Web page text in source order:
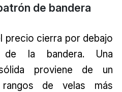
de bandera
precio cierra por debajo
la bandera. Una
proviene de un
rangos de velas más